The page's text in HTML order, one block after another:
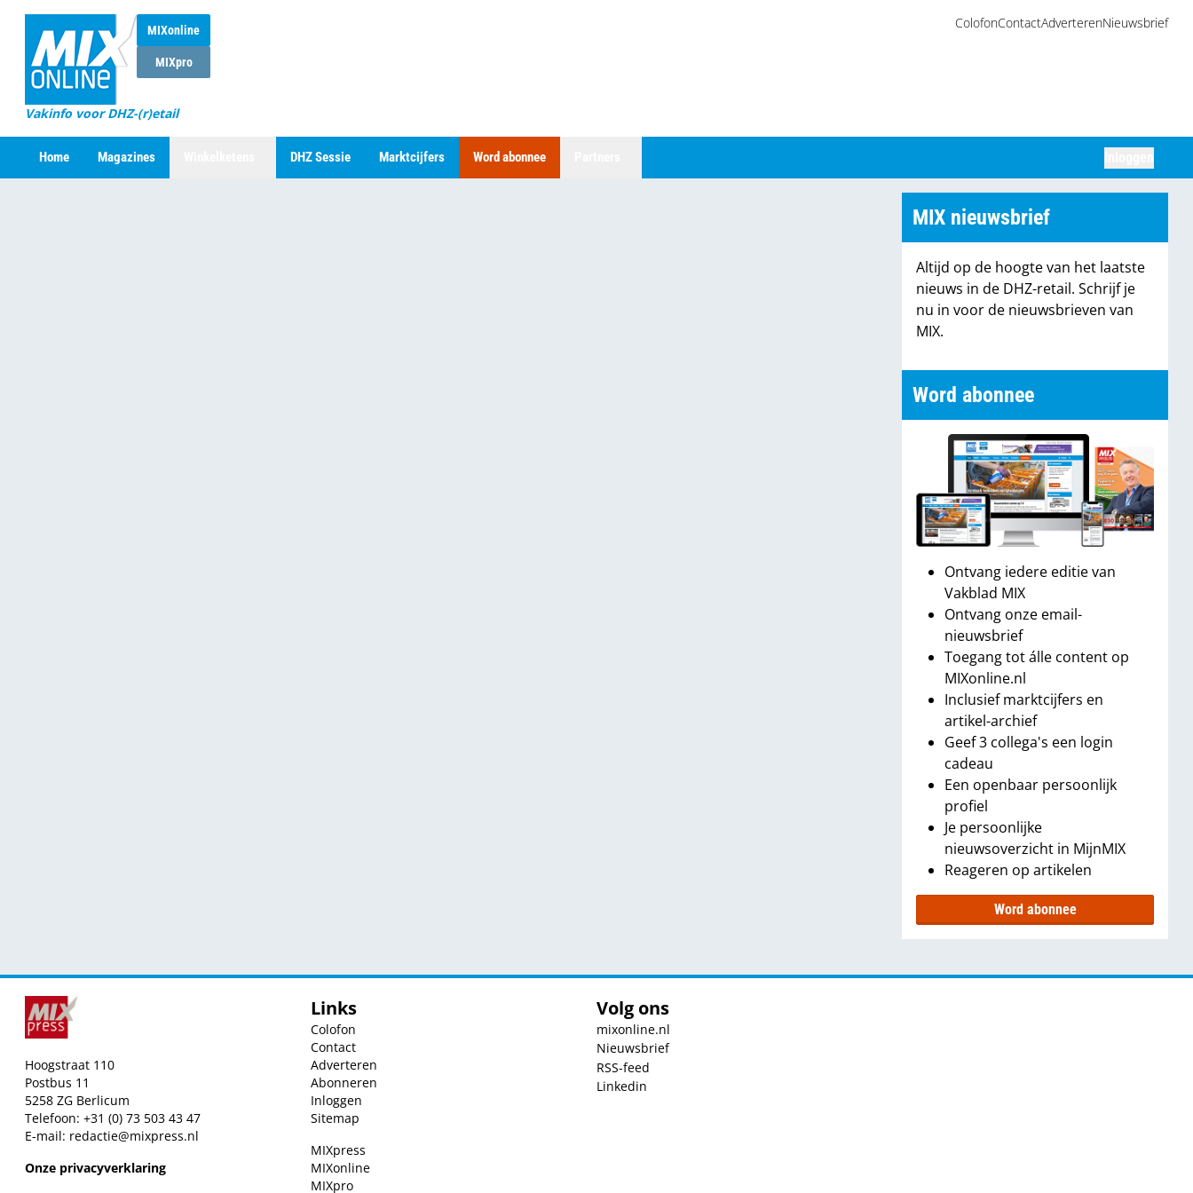
MIXonline
MIXpro
Vakinfo voor DHZ-(r)etail
ColofonContactAdverterenNieuwsbrief
Home Magazines DHZ Sessie Marktcijfers Word abonnee
MIX nieuwsbrief
Altijd op de hoogte van het laatste
nieuws in de DHZ-retail. Schrijf je
nu in voor de nieuwsbrieven van
MIX.
Word abonnee
Ontvang iedere editie van
Vakblad MIX
Ontvang onze email-
nieuwsbrief
Toegang tot álle content op
MIXonline.nl
Inclusief marktcijfers en
artikel-archief
Geef 3 collega's een login
cadeau
Een openbaar persoonlijk
profiel
Je persoonlijke
nieuwsoverzicht in MijnMIX
Reageren op artikelen
Word abonnee
Hoogstraat 110
Postbus 11
5258 ZG Berlicum
Telefoon: +31 (0) 73 503 43 47
E-mail: redactie@mixpress.nl
Onze privacyverklaring
Links
Colofon
Contact
Adverteren
Abonneren
Inloggen
Sitemap
MIXpress
MIXonline
MIXpro
Volg ons
mixonline.nl
Nieuwsbrief
RSS-feed
Linkedin